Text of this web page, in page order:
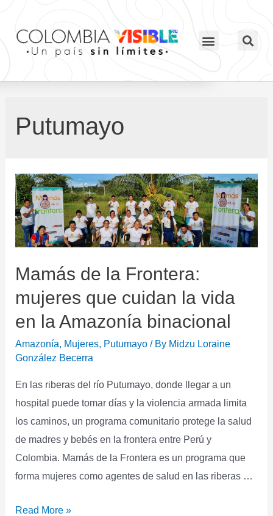
Putumayo
Mamás de la Frontera:
mujeres que cuidan la vida
en la Amazonía binacional
Amazonía, Mujeres, Putumayo / By Midzu Loraine
González Becerra
En las riberas del río Putumayo, donde llegar a un
hospital puede tomar días y la violencia armada limita
los caminos, un programa comunitario protege la salud
de madres y bebés en la frontera entre Perú y
Colombia. Mamás de la Frontera es un programa que
forma mujeres como agentes de salud en las riberas …
Read More »